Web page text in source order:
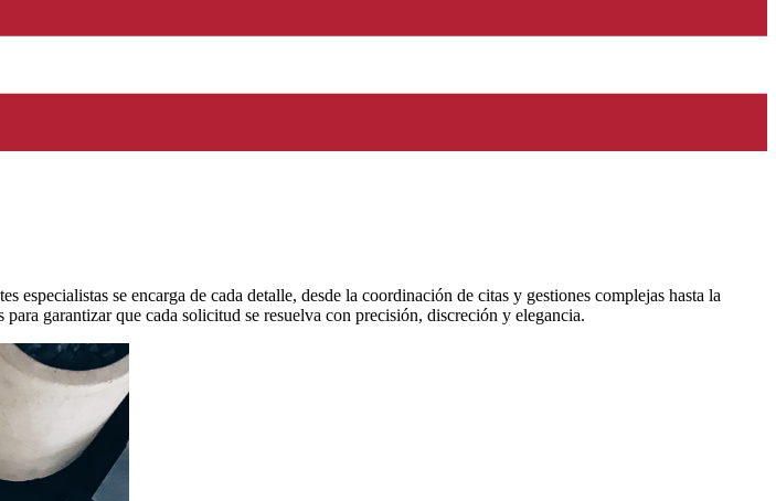
se encarga de cada detalle, desde la coordinación de citas y gestiones complejas hasta la
garantizar que cada solicitud se resuelva con precisión, discreción y elegancia.